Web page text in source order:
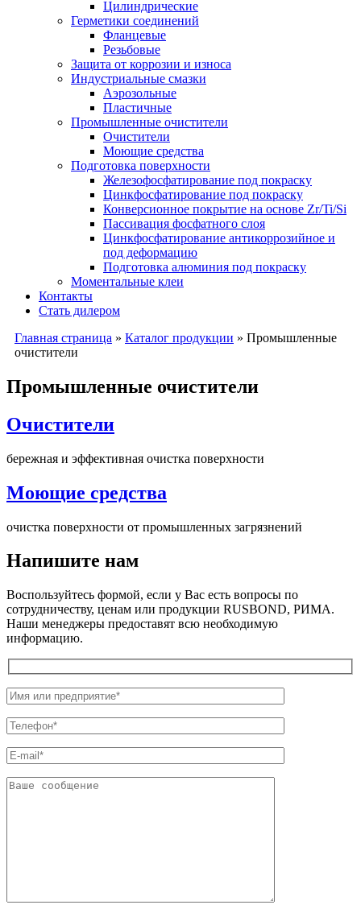
Цилиндрические
Герметики соединений
Фланцевые
Резьбовые
Защита от коррозии и износа
Индустриальные смазки
Аэрозольные
Пластичные
Промышленные очистители
Очистители
Моющие средства
Подготовка поверхности
Железофосфатирование под покраску
Цинкфосфатирование под покраску
Конверсионное покрытие на основе Zr/Ti/Si
Пассивация фосфатного слоя
Цинкфосфатирование антикоррозийное и
под деформацию
Подготовка алюминия под покраску
Моментальные клеи
Контакты
Стать дилером
Главная страница » Каталог продукции » Промышленные
очистители
Промышленные очистители
Очистители
бережная и эффективная очистка поверхности
Моющие средства
очистка поверхности от промышленных загрязнений
Напишите нам
Воспользуйтесь формой, если у Вас есть вопросы по
сотрудничеству, ценам или продукции RUSBOND, РИМА.
Наши менеджеры предоставят всю необходимую
информацию.